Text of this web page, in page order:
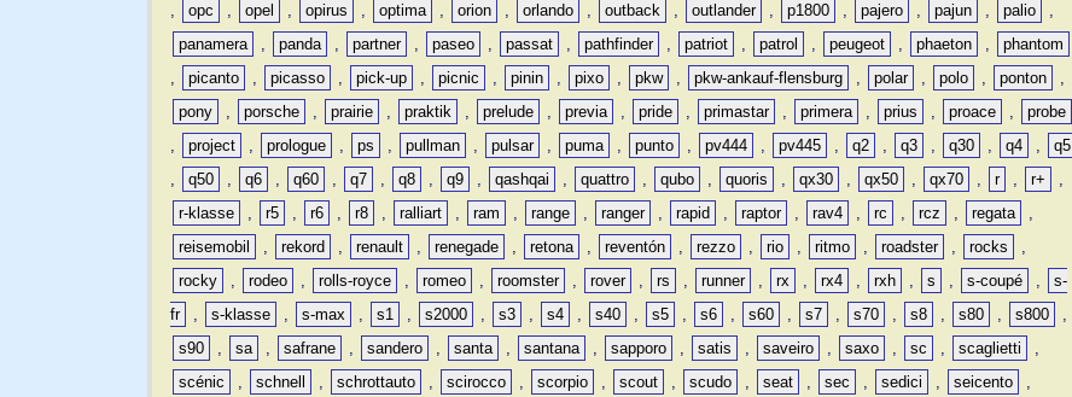
,
opc , opel , opirus , optima , orion , orlando , outback , outlander , p1800 , pajero , pajun , palio
,
panamera
, panda , partner , paseo , passat , pathfinder , patriot , patrol , peugeot , phaeton ,
phantom
,
picanto , picasso , pick-up , picnic , pinin , pixo , pkw , pkw-ankauf-flensburg , polar , polo , ponton
,
pony
, porsche , prairie , praktik , prelude , previa , pride , primastar , primera , prius , proace ,
probe
,
project , prologue , ps , pullman , pulsar , puma , punto , pv444 , pv445 , q2 , q3 , q30 , q4 ,
q5
,
q50 , q6 , q60 , q7 , q8 , q9 , qashqai , quattro , qubo , quoris , qx30 , qx50 , qx70 , r , r+
,
r-klasse
, r5 , r6 , r8 , ralliart , ram , range , ranger , rapid , raptor , rav4 , rc , rcz , regata
,
reisemobil
, rekord , renault , renegade , retona , reventón , rezzo , rio , ritmo , roadster , rocks
,
rocky
, rodeo , rolls-royce , romeo , roomster , rover , rs , runner , rx , rx4 , rxh , s , s-coupé ,
s-
fr
, s-klasse , s-max , s1 , s2000 , s3 , s4 , s40 , s5 , s6 , s60 , s7 , s70 , s8 , s80 , s800
,
s90
, sa , safrane , sandero , santa , santana , sapporo , satis , saveiro , saxo , sc , scaglietti
,
scénic
, schnell , schrottauto , scirocco , scorpio , scout , scudo , seat , sec , sedici , seicento
,